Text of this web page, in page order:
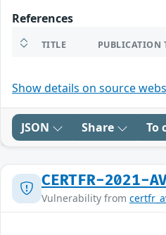
References
TITLE PUBLICATION
Show details on source
JSON Share To
CERTFR-2021-
Vulnerability from